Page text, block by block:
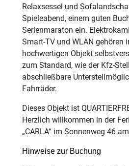
Relaxsessel und
Spieleabend, einem guten
Serienmaraton ein.
Smart-TV und WLAN gehören
hochwertigen Objekt
zum Standard, wie der Kfz-
abschließbare
Fahrräder.
Dieses Objekt ist
Herzlich willkommen in der
„CARLA“ im Sonnenweg 46
Hinweise zur Buchung